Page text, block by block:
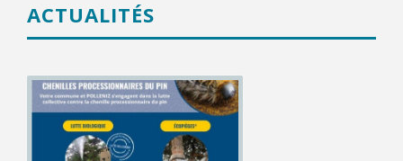
ACTUALITÉS